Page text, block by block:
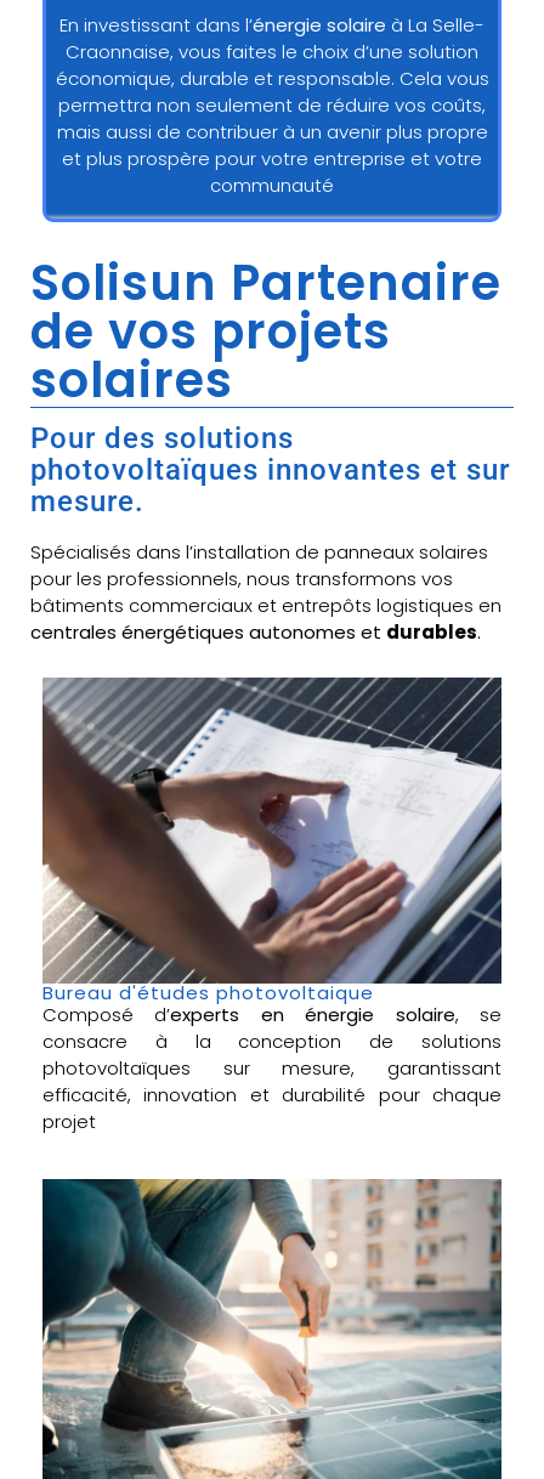
En investissant dans l’énergie solaire à La Selle-
Craonnaise, vous faites le choix d’une solution
économique, durable et responsable. Cela vous
permettra non seulement de réduire vos coûts,
mais aussi de contribuer à un avenir plus propre
et plus prospère pour votre entreprise et votre
communauté
Solisun Partenaire
de vos projets
solaires
Pour des solutions
photovoltaïques innovantes et sur
mesure.
Spécialisés dans l’installation de panneaux solaires
pour les professionnels, nous transformons vos
bâtiments commerciaux et entrepôts logistiques en
centrales énergétiques autonomes et durables.
Bureau d'études photovoltaique
Composé d’experts en énergie solaire, se
consacre à la conception de solutions
photovoltaïques sur mesure, garantissant
efficacité, innovation et durabilité pour chaque
projet